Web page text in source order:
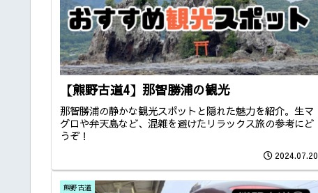
【熊野古道4】那智勝浦の観光
那智勝浦の静かな観光スポットと隠れた魅力を紹介。生マ
グロや弁天島など、混雑を避けたリラックス旅の参考にど
うぞ！
2024.07.20
熊野古道